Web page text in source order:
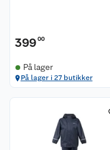
39900
På lager
På lager i 27 butikker